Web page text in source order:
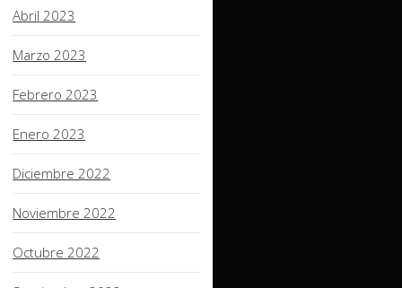
Abril 2023
Marzo 2023
Febrero 2023
Enero 2023
Diciembre 2022
Noviembre 2022
Octubre 2022